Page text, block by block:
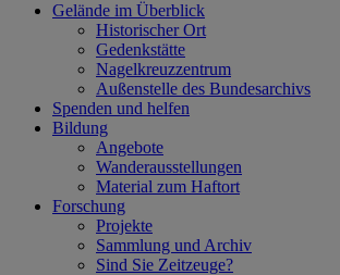
Gelände im Überblick
Historischer Ort
Gedenkstätte
Nagelkreuzzentrum
Außenstelle des Bundesarchivs
Spenden und helfen
Bildung
Angebote
Wanderausstellungen
Material zum Haftort
Forschung
Projekte
Sammlung und Archiv
Sind Sie Zeitzeuge?